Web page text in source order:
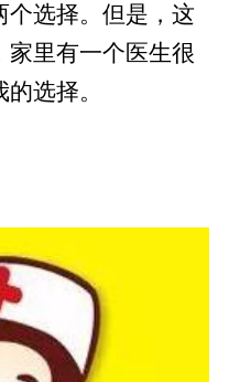
个选择。但是，这
家里有一个医生很
选择。